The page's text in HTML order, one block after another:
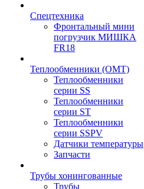
Спецтехника
Фронтальный мини
погрузчик МИШКА
FR18
Теплообменники (OMT)
Теплообменники
серии SS
Теплообменники
серии ST
Теплообменники
серии SSPV
Датчики температуры
Запчасти
Трубы хонингованные
Трубы